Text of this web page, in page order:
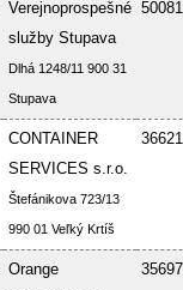
Verejnoprospešné
služby Stupava
Dlhá 1248/11 900 31
Stupava
CONTAINER
SERVICES s.r.o.
Štefánikova 723/13
990 01 Veľký Krtíš
Orange